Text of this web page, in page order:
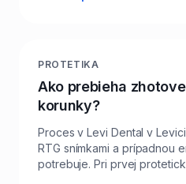
každej preventívnej
Životnosť výrazne skracuje
opomínaná hygiena – pri
PROTETIKA
Ako prebieha
korunky?
Proces v Levi Dental v
RTG snímkami a prípadnou
potrebuje. Pri prvej